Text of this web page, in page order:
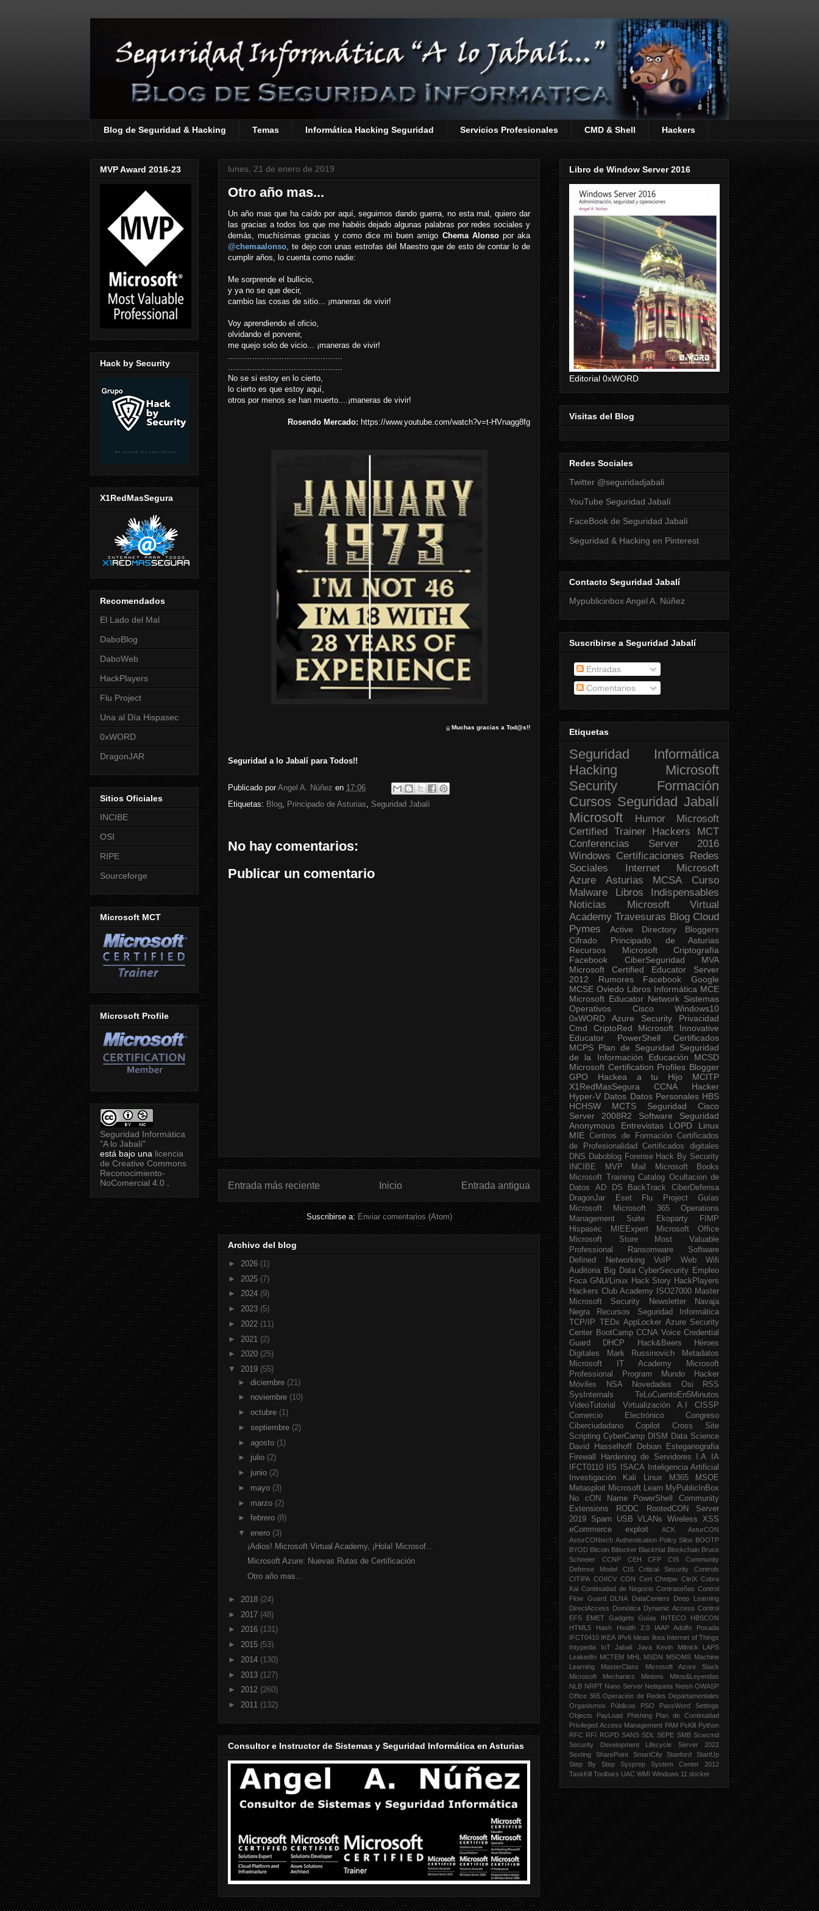
Blog de Seguridad & Hacking Temas Informática Hacking Seguridad Servicios Profesionales CMD & Shell Hackers
lunes, 21 de enero de 2019
Otro año mas...
Un año mas que ha caído por aquí, seguimos dando guerra, no esta mal, quiero dar
las gracias a todos los que me habéis dejado algunas palabras por redes sociales y
demás, muchísimas gracias y como dice mi buen amigo Chema Alonsopor aka
@chemaalonso , te dejo con unas estrofas del Maestro que de esto de contar lo de
cumplir años, lo cuenta como nadie:
Me sorprende el bullicio,
y ya no se que decir,
cambio las cosas de sitio... ¡maneras de vivir!
Voy aprendiendo el oficio,
olvidando el porvenir,
me quejo solo de vicio... ¡maneras de vivir!
No se si estoy en lo cierto,
lo cierto es que estoy aquí,
otros por menos se han muerto....¡maneras de vivir!
Rosendo Mercado: https://www.youtube.com/watch?v=t-HVnagg8fg
¡¡ Muchas gracias a Tod@s!!
Seguridad a lo Jabalí para Todos!!
Publicado por Angel A. Núñez en 17:06
Etiquetas: Blog Principado de Asturias Seguridad Jabalí
No hay comentarios:
Publicar un comentario
Entrada más reciente Entrada antigua
Inicio
Suscribirse a:Enviar comentarios (Atom)
Archivo del blog
► 2026 (1)
► 2025 (7)
► 2024 (9)
► 2023 (5)
► 2022 (11)
► 2021 (2)
► 2020 (25)
▼ 2019 (55)
► diciembre (21)
► noviembre (10)
► octubre (1)
► septiembre (2)
► agosto (1)
► julio (2)
► junio (2)
► mayo (3)
► marzo (2)
► febrero (8)
▼ enero (3)
¡Adios! Microsoft Virtual Academy, ¡Hola! Microsof...
Microsoft Azure: Nuevas Rutas de Certificación
Otro año mas...
► 2018 (24)
► 2017 (48)
► 2016 (131)
► 2015 (53)
► 2014 (130)
► 2013 (127)
► 2012 (260)
► 2011 (132)
Consultor e Instructor de Sistemas y Seguridad Informática en Asturias
MVP Award 2016-23
Hack by Security
X1RedMasSegura
Recomendados
El Lado del Mal
DaboBlog
DaboWeb
HackPlayers
Flu Project
Una al Día Hispasec
0xWORD
DragonJAR
Sitios Oficiales
INCIBE
OSI
RIPE
Sourceforge
Microsoft MCT
Microsoft Profile
Seguridad Informática
"A lo Jabalí"
está bajo una licencia
de Creative Commons
Reconocimiento-
NoComercial 4.0
Libro de Window Server 2016
Editorial 0xWORD
Visitas del Blog
Redes Sociales
Twitter @seguridadjabali
YouTube Seguridad Jabalí
FaceBook de Seguridad Jabalí
Seguridad & Hacking en Pinterest
Contacto Seguridad Jabalí
Mypublicinbox Angel A. Núñez
Suscribirse a Seguridad Jabalí
Entradas
Comentarios
Etiquetas
Seguridad Informática
Hacking
Microsoft
Security
Formación
Cursos Seguridad Jabalí
Microsoft
Humor
Microsoft
Certified Trainer Hackers
MCT
Conferencias
Server 2016
Windows Certificaciones Redes
Sociales
Internet
Microsoft
Azure
Asturias MCSA
Curso
Malware
Libros Indispensables
Noticias
Microsoft Virtual
Academy Travesuras Blog Cloud
Pymes
Active Directory
Bloggers
Cifrado
Principado de Asturias
Recursos Microsoft
Criptografía
Facebook
CiberSeguridad
MVA
Microsoft Certified Educator
Server
2012
Rumores Facebook
Google
MCSE Oviedo Libros Informática MCE
Microsoft Educator Network Sistemas
Operativos
Cisco
Windows10
0xWORD
Azure Security
Privacidad
Cmd
CriptoRed
Microsoft Innovative
Educator
PowerShell
Certificados
MCPS Plan de Seguridad
Seguridad
de la Información
Educación
MCSD
Microsoft Certification Profiles Blogger
GPO
Hackea a tu Hijo
MCITP
X1RedMasSegura
CCNA
Hacker
Hyper-V Datos Datos Personales HBS
HCHSW
MCTS
Seguridad Cisco
Server 2008R2
Software Seguridad
Anonymous
Entrevistas LOPD
Linux
MIE Centros de Formación Certificados
de Profesionalidad
Certificados digitales
DNS Daboblog Forense Hack By Security
INCIBE
MVP Mail
Microsoft Books
Microsoft Training Catalog Ocultacion de
Datos
AD DS BackTrack
CiberDefensa
DragonJar
Eset Flu Project
Guías
Microsoft
Microsoft 365
Operations
Management Suite
Ekoparty
FIMP
Hispasec
MIEExpert
Microsoft Office
Microsoft Store
Most Valuable
Professional
Ransomware
Software
Defined Networking
VoIP Web
Wifi
Auditoria Big Data CyberSecurity Empleo
Foca GNU/Linux Hack Story HackPlayers
Hackers Club Academy
ISO27000 Master
Microsoft Security Newsletter
Navaja
Negra
Recursos Seguridad Informática
TCP/IP
TEDx AppLocker Azure Security
Center BootCamp CCNA Voice Credential
Guard
DHCP Hack&Beers
Héroes
Digitales
Mark Russinovich
Metadatos
Microsoft IT Academy
Microsoft
Professional Program
Mundo Hacker
Móviles
NSA Novedades Osi
RSS
SysInternals
TeLoCuentoEn5Minutos
VideoTutorial
Virtualización A.I
CISSP
Comercio Electrónico
Congreso
Ciberciudadano
Copilot
Cross Site
Scripting CyberCamp DISM
Data Science
David Hasselhoff
Debian
Esteganografia
Firewall
Hardening de Servidores I.A
IA
IFCT0110
IIS ISACA
Inteligencia Artificial
Investigación
Kali Linux M365
MSOE
Metasploit Microsoft Learn MyPublicInBox
No cON Name
PowerShell Community
Extensions
RODC RootedCON
Server
2019
Spam USB VLANs Wireless
XSS
eCommerce
exploit ACK
AsturCON
AsturCONtech Authentication Policy Silos BOOTP
BYOD Bitcoin Bitlocker BlackHat Blockchain Bruce
Schneier
CCNP CEH CFP
CIS Community
Defense Model
CIS Critical Security Controls
CITIPA COIICV CON Cert Chntpw CitriX Cobra
Kai Continuidad de Negocio Contraseñas Control
Flow Guard
DLNA DataCenters
Deep Learning
DirectAccess Domótica Dynamic Access Control
EFS
EMET Gadgets Guías INTECO
HBSCON
HTML5
Hash Health 2.0
IAAP Adolfo Posada
IFCT0410 IKEA IPv6 Ideas Ikea Internet of Things
Intypedia
IoT Jabalí Java Kevin Mitnick
LAPS
LeakedIn MCTEM MHL MSDN MSOMS Machine
Learning
MasterClass
Microsoft Azure Stack
Microsoft Mechanics
Minions
Mitos&Leyendas
NLB NRPT Nano Server Netiqueta Netsh OWASP
Office 365 Operación de Redes Departamentales
Organismos Públicos
PSO
PassWord Settings
Objects
PayLoad Phishing
Plan de Continuidad
Privileged Access Management PAM PsKill Python
RFC RFI RGPD SANS SDL SEPE SMB Scwcmd
Security Development Lifecycle
Server 2022
Sexting
SharePoint SmartCity Stanford
StartUp
Step By Step
Sysprep
System Center 2012
TaskKill Toolbars UAC WMI Windows 11 docker